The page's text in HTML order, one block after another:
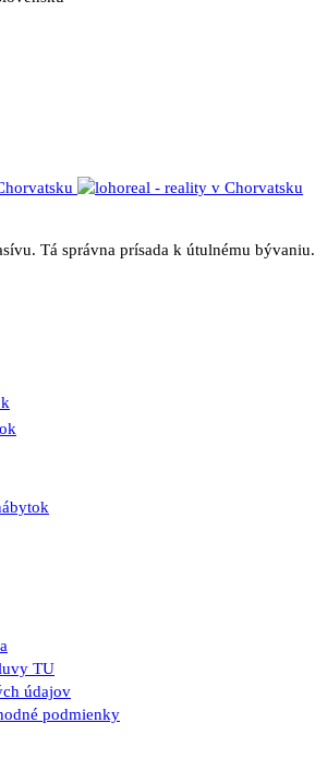
Tá správna prísada k útulnému bývaniu.
TU
údajov
podmienky